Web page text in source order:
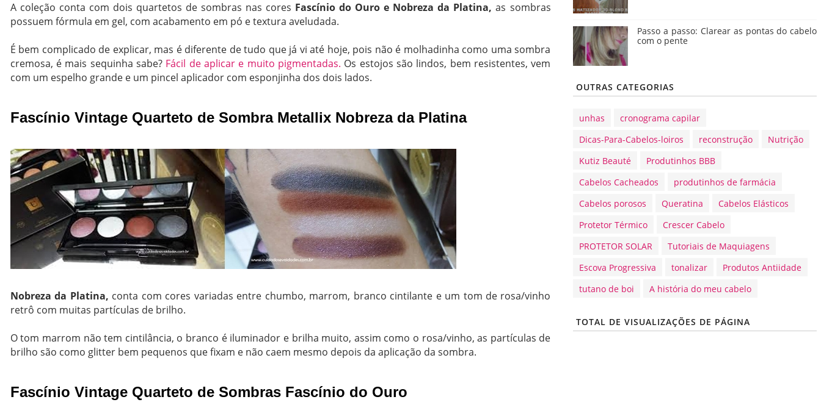
A coleção conta com dois quartetos de sombras nas cores Fascínio do Ouro e Nobreza da Platina, as sombras
possuem fórmula em gel, com acabamento em pó e textura aveludada.
É bem complicado de explicar, mas é diferente de tudo que já vi até hoje, pois não é molhadinha como uma sombra
cremosa, é mais sequinha sabe? Fácil de aplicar e muito pigmentadas. Os estojos são lindos, bem resistentes, vem
com um espelho grande e um pincel aplicador com esponjinha dos dois lados.
Fascínio Vintage Quarteto de Sombra Metallix Nobreza da Platina
Nobreza da Platina, conta com cores variadas entre chumbo, marrom, branco cintilante e um tom de rosa/vinho
retrô com muitas partículas de brilho.
O tom marrom não tem cintilância, o branco é iluminador e brilha muito, assim como o rosa/vinho, as partículas de
brilho são como glitter bem pequenos que fixam e não caem mesmo depois da aplicação da sombra.
Fascínio Vintage Quarteto de Sombras Fascínio do Ouro
Passo a passo: Clarear as pontas do cabelo
com o pente
OUTRAS CATEGORIAS
unhas
cronograma capilar
Dicas-Para-Cabelos-loiros
reconstrução
Nutrição
Kutiz Beauté
Produtinhos BBB
Cabelos Cacheados
produtinhos de farmácia
Cabelos porosos
Queratina
Cabelos Elásticos
Protetor Térmico
Crescer Cabelo
PROTETOR SOLAR
Tutoriais de Maquiagens
Escova Progressiva
tonalizar
Produtos Antiidade
tutano de boi
A história do meu cabelo
TOTAL DE VISUALIZAÇÕES DE PÁGINA